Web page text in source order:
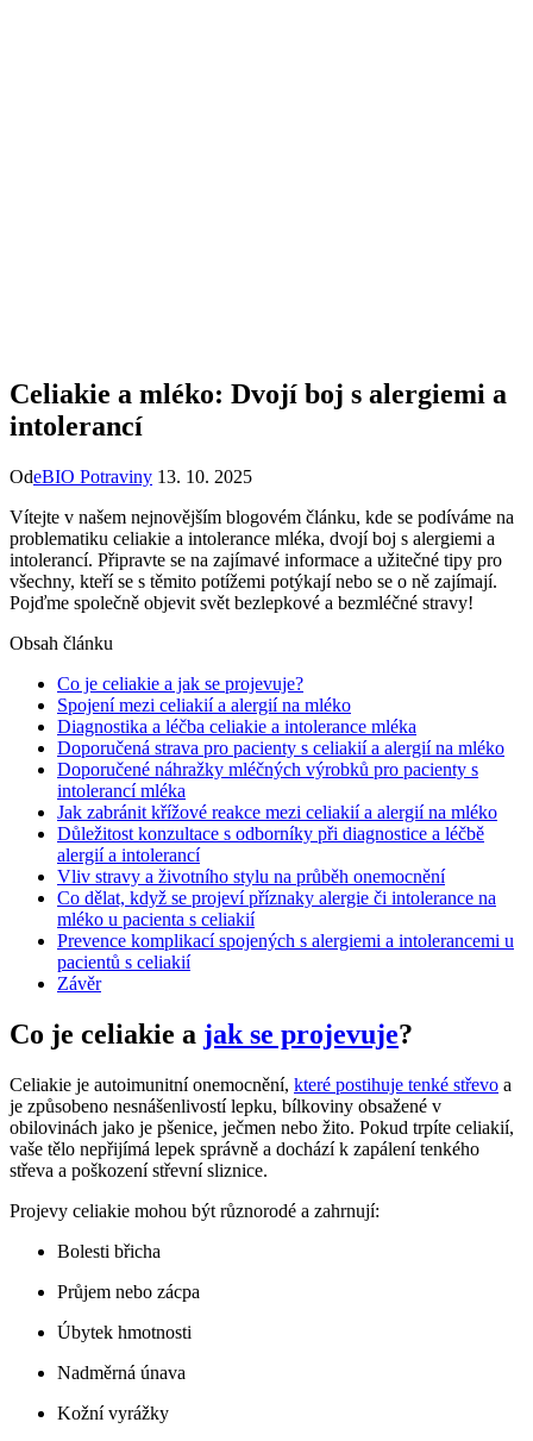
Celiakie a mléko: Dvojí boj s alergiemi a
intolerancí
OdeBIO Potraviny 13. 10. 2025
Vítejte v našem nejnovějším blogovém článku, kde se podíváme na
problematiku celiakie a intolerance mléka, dvojí boj s alergiemi a
intolerancí. Připravte se na zajímavé informace a užitečné tipy pro
všechny, kteří se s těmito potížemi potýkají nebo se o ně zajímají.
Pojďme společně objevit svět bezlepkové a bezmléčné stravy!
Obsah článku
Co je celiakie a jak se projevuje?
Spojení mezi celiakií a alergií na mléko
Diagnostika a léčba celiakie a intolerance mléka
Doporučená strava pro pacienty s celiakií a alergií na mléko
Doporučené náhražky mléčných výrobků pro pacienty s
intolerancí mléka
Jak zabránit křížové reakce mezi celiakií a alergií na mléko
Důležitost konzultace s odborníky při diagnostice a léčbě
alergií a intolerancí
Vliv stravy a životního stylu na průběh onemocnění
Co dělat, když se projeví příznaky alergie či intolerance na
mléko u pacienta s celiakií
Prevence komplikací spojených s alergiemi a intolerancemi u
pacientů s celiakií
Závěr
Co je celiakie a jak se projevuje?
Celiakie je autoimunitní onemocnění, které postihuje tenké střevo a
je způsobeno nesnášenlivostí lepku, bílkoviny obsažené v
obilovinách jako je pšenice, ječmen nebo žito. Pokud trpíte celiakií,
vaše tělo nepřijímá lepek správně a dochází k zapálení tenkého
střeva a poškození střevní sliznice.
Projevy celiakie mohou být různorodé a zahrnují:
Bolesti břicha
Průjem nebo zácpa
Úbytek hmotnosti
Nadměrná únava
Kožní vyrážky